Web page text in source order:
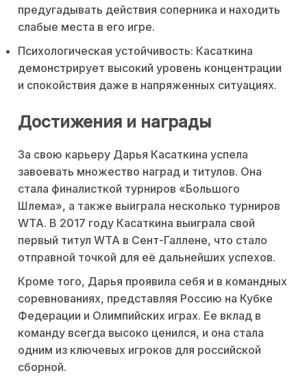
предугадывать действия соперника и находить
слабые места в его игре.
Психологическая устойчивость: Касаткина
демонстрирует высокий уровень концентрации
и спокойствия даже в напряженных ситуациях.
Достижения и награды
За свою карьеру Дарья Касаткина успела
завоевать множество наград и титулов. Она
стала финалисткой турниров «Большого
Шлема», а также выиграла несколько турниров
WTA. В 2017 году Касаткина выиграла свой
первый титул WTA в Сент-Галлене, что стало
отправной точкой для её дальнейших успехов.
Кроме того, Дарья проявила себя и в командных
соревнованиях, представляя Россию на Кубке
Федерации и Олимпийских играх. Ее вклад в
команду всегда высоко ценился, и она стала
одним из ключевых игроков для российской
сборной.